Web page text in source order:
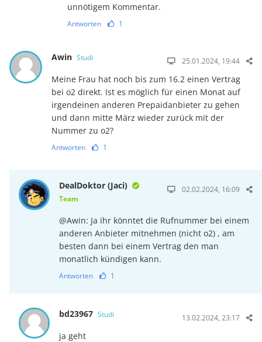
unnötigem Kommentar.
Antworten 1
Awin Studi 25.01.2024, 19:44
Meine Frau hat noch bis zum 16.2 einen Vertrag
bei o2 direkt. Ist es möglich für einen Monat auf
irgendeinen anderen Prepaidanbieter zu gehen
und dann mitte März wieder zurück mit der
Nummer zu o2?
Antworten 1
DealDoktor (Jaci)
Team
02.02.2024, 16:09
@Awin: Ja ihr könntet die Rufnummer bei einem
anderen Anbieter mitnehmen (nicht o2) , am
besten dann bei einem Vertrag den man
monatlich kündigen kann.
Antworten 1
bd23967 Studi 13.02.2024, 23:17
ja geht